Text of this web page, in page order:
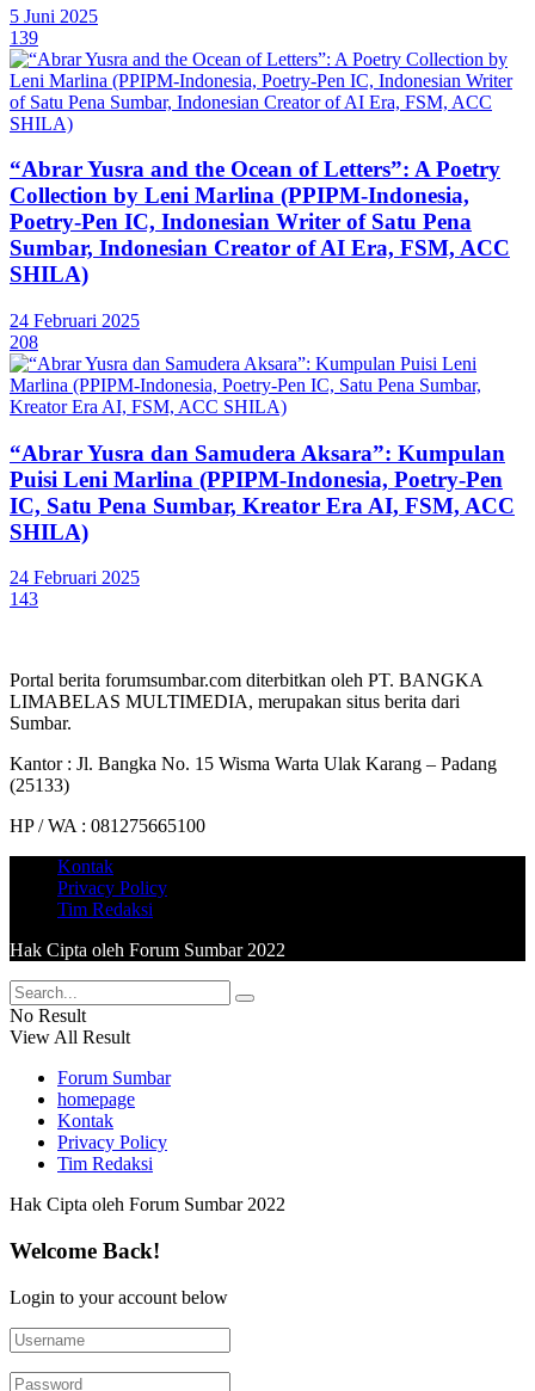
5 Juni 2025
139
“Abrar Yusra and the Ocean of Letters”: A Poetry
Collection by Leni Marlina (PPIPM-Indonesia,
Poetry-Pen IC, Indonesian Writer of Satu Pena
Sumbar, Indonesian Creator of AI Era, FSM, ACC
SHILA)
24 Februari 2025
208
“Abrar Yusra dan Samudera Aksara”: Kumpulan
Puisi Leni Marlina (PPIPM-Indonesia, Poetry-Pen
IC, Satu Pena Sumbar, Kreator Era AI, FSM, ACC
SHILA)
24 Februari 2025
143
Portal berita forumsumbar.com diterbitkan oleh PT. BANGKA
LIMABELAS MULTIMEDIA, merupakan situs berita dari
Sumbar.
Kantor : Jl. Bangka No. 15 Wisma Warta Ulak Karang – Padang
(25133)
HP / WA : 081275665100
Kontak
Privacy Policy
Tim Redaksi
Hak Cipta oleh Forum Sumbar 2022
No Result
View All Result
Forum Sumbar
homepage
Kontak
Privacy Policy
Tim Redaksi
Hak Cipta oleh Forum Sumbar 2022
Welcome Back!
Login to your account below